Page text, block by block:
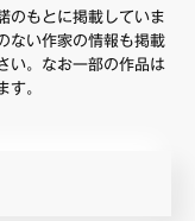
のもとに掲載していま
ない作家の情報も掲載
い。なお一部の作品は
す。